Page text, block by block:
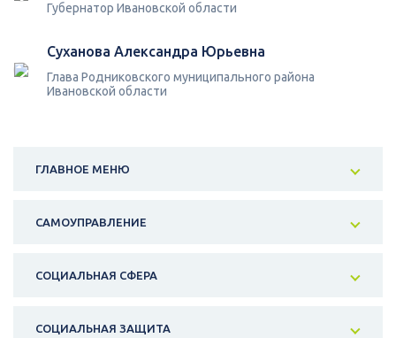
Губернатор Ивановской области
Суханова Александра Юрьевна
Глава Родниковского муниципального района
Ивановской области
ГЛАВНОЕ МЕНЮ
САМОУПРАВЛЕНИЕ
СОЦИАЛЬНАЯ СФЕРА
СОЦИАЛЬНАЯ ЗАЩИТА